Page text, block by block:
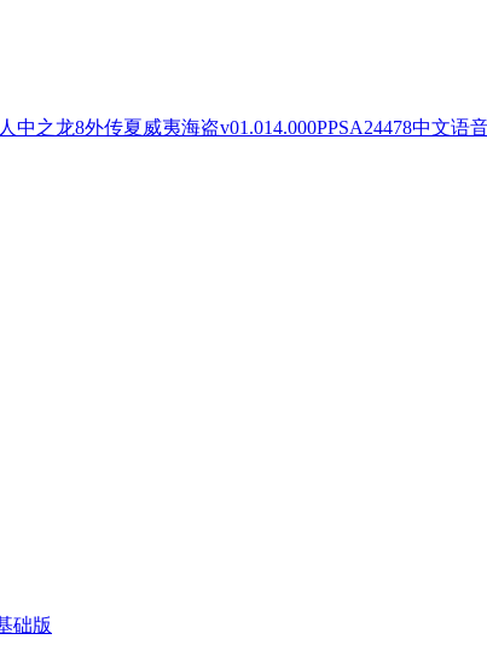
人中之龙8外传夏威夷海盗v01.014.000PPSA24478中文语